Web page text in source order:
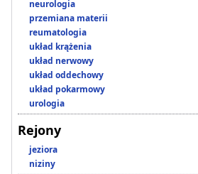
neurologia
przemiana materii
reumatologia
układ krążenia
układ nerwowy
układ oddechowy
układ pokarmowy
urologia
Rejony
jeziora
niziny